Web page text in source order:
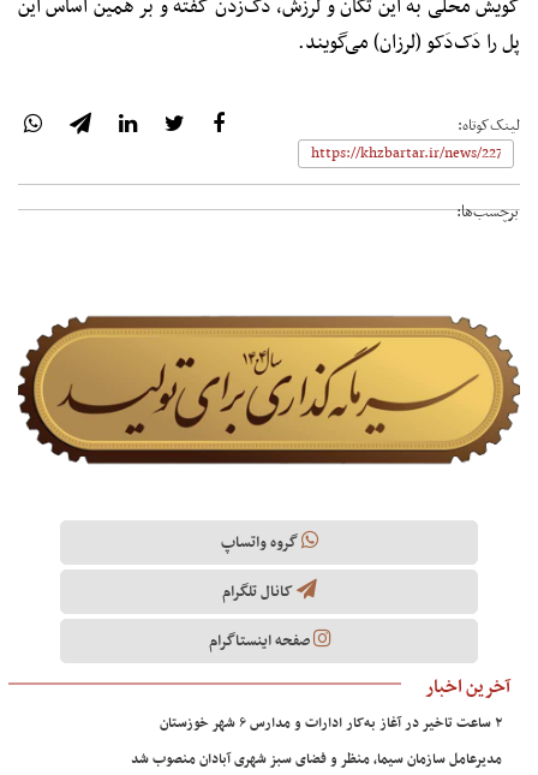
پل را دَک‌دَکو (لرزان) می‌گویند.
لینک‌کوتاه:
برچسب‌ها:
گروه واتساپ
کانال تلگرام
صفحه اینستاگرام
آخرین اخبار
۲ ساعت تاخیر در آغاز به‌کار ادارات و مدارس ۶ شهر خوزستان
مدیرعامل سازمان سیما، منظر و فضای سبز شهری آبادان منصوب شد